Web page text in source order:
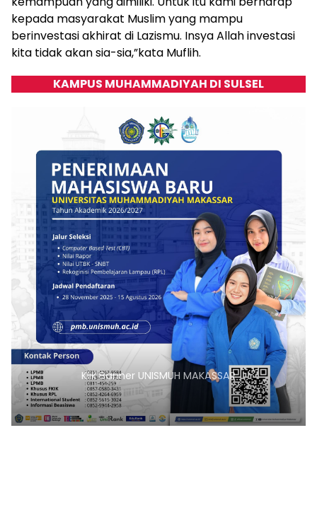
kepada masyarakat Muslim yang mampu
berinvestasi akhirat di Lazismu. Insya Allah investasi
kita tidak akan sia-sia,”kata Muflih.
KAMPUS MUHAMMADIYAH DI SULSEL